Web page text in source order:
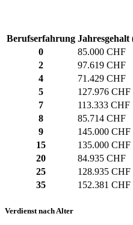
Berufserfahrung
0
85.000 CHF
2
97.619 CHF
4
71.429 CHF
5
127.976 CHF
7
113.333 CHF
8
85.714 CHF
9
145.000 CHF
15
135.000 CHF
20
84.935 CHF
25
128.935 CHF
35
152.381 CHF
Verdienst nach Alter